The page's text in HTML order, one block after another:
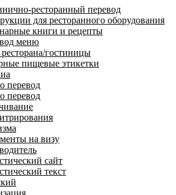
ресторанный перевод
для ресторанного оборудования
книги и рецепты
меню
гостиницы
пищевые этикетки
перевод
перевод
на визу
сайт
текст